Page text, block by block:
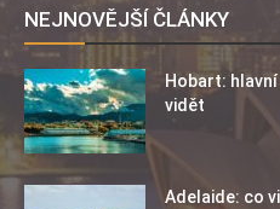
NEJNOVĚJŠÍ ČLÁNKY
Hobart:
vidět
Adelaide: co